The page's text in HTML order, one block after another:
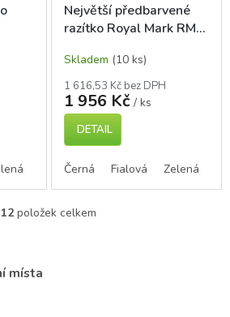
Modrá Červená
Největší předbarvené
razítko Royal Mark RM-
Skladem (10 ks)
1 616,53 Kč bez DPH
1 956 Kč / ks
DETAIL
Černá Fialová Zelená
O
12položek celkem
místa